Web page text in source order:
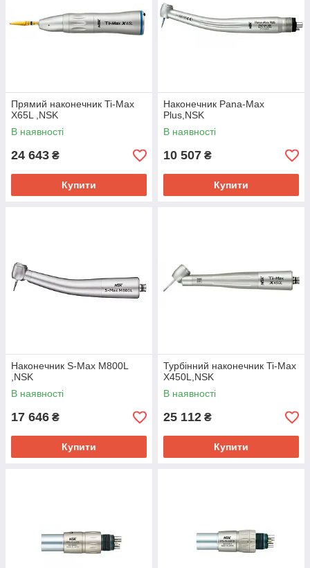
Прямий наконечник Ti-Max
X65L ,NSK
В наявності
24 643 ₴
Купити
Наконечник Pana-Max
Plus,NSK
В наявності
10 507 ₴
Купити
Наконечник S-Max M800L
,NSK
В наявності
17 646 ₴
Купити
Турбінний наконечник Ti-Max
X450L,NSK
В наявності
25 112 ₴
Купити